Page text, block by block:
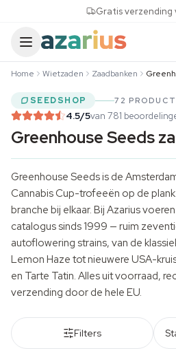
Gratis
Home Wietzaden Zaadbanken
SEEDSHOP 72
4.5/5van 781
Greenhouse Seeds
Greenhouse Seeds is de
Cannabis Cup-trofeeën op de
branche bij elkaar. Bij Azarius
catalogus sinds 1999 — ruim
autoflowering strains, van de
Lemon Haze tot nieuwere USA-
en Tarte Tatin. Alles uit voorraad,
verzending door de hele EU.
Filters